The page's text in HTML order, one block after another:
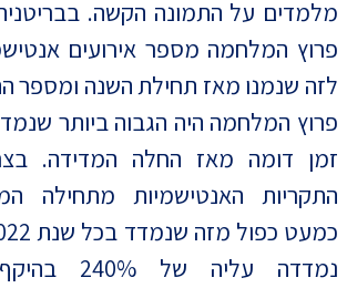
מלמדים על התמונה הקשה.
פרוץ המלחמה מספר אירועים
לזה שנמנו מאז תחילת השנה ומספר
פרוץ המלחמה היה הגבוה ביותר
זמן דומה מאז החלה המדידה.
התקריות האנטישמיות מתחילה
נמדדה עליה